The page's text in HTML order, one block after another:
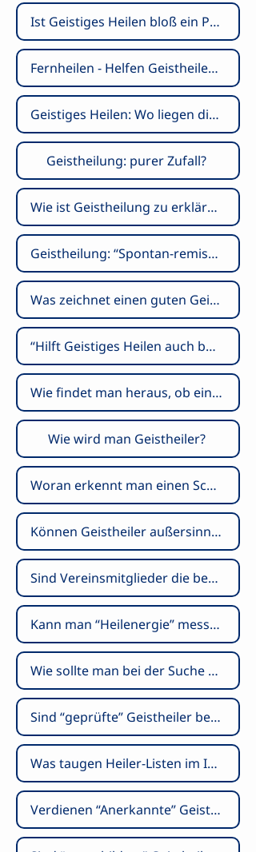
Ist Geistiges Heilen bloß ein Placebo?
Fernheilen - Helfen Geistheiler auch auf Distanz?
Geistiges Heilen: Wo liegen die Grenzen?
Geistheilung: purer Zufall?
Wie ist Geistheilung zu erklären?
Geistheilung: “Spontan-remission”?
Was zeichnet einen guten Geistheiler aus?
“Hilft Geistiges Heilen auch bei MEINER Diagnose?”
Wie findet man heraus, ob ein Heiler fähig ist?
Wie wird man Geistheiler?
Woran erkennt man einen Scharlatan?
Können Geistheiler außersinnlich Krankheiten erkennen?
Sind Vereinsmitglieder die besseren Geistheiler?
Kann man “Heilenergie” messen?
Wie sollte man bei der Suche nach Heilern vorgehen?
Sind “geprüfte” Geistheiler besser?
Was taugen Heiler-Listen im Internet?
Verdienen “Anerkannte” Geistheiler Anerkennung?